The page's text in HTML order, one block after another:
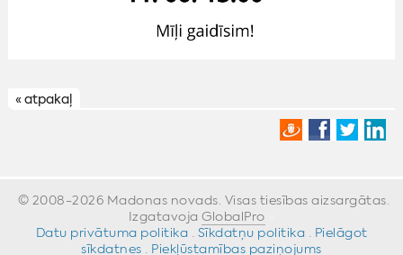
« atpakaļ
© 2008-2026 Madonas novads. Visas tiesības aizsargātas.
Izgatavoja GlobalPro
Datu privātuma politika · Sīkdatņu politika · Pielāgot
sīkdatnes · Piekļūstamības paziņojums